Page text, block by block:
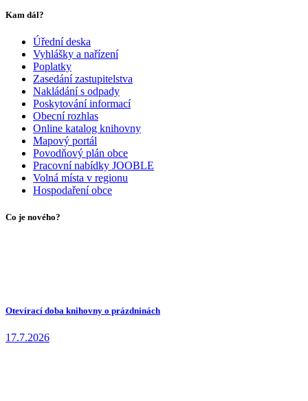
Kam dál?
Úřední deska
Vyhlášky a nařízení
Poplatky
Zasedání zastupitelstva
Nakládání s odpady
Poskytování informací
Obecní rozhlas
Online katalog knihovny
Mapový portál
Povodňový plán obce
Pracovní nabídky JOOBLE
Volná místa v regionu
Hospodaření obce
Co je nového?
Otevírací doba knihovny o prázdninách
17.7.2026